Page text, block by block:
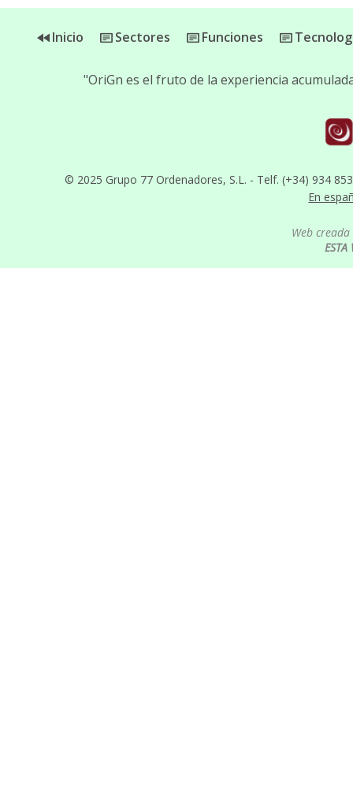
Inicio Sectores Funciones
© 2025 Grupo 77 Ordenadores, S.L. - Telf. (+34) 934
En
"OriGn es el fruto de la experiencia
Web
ESTA